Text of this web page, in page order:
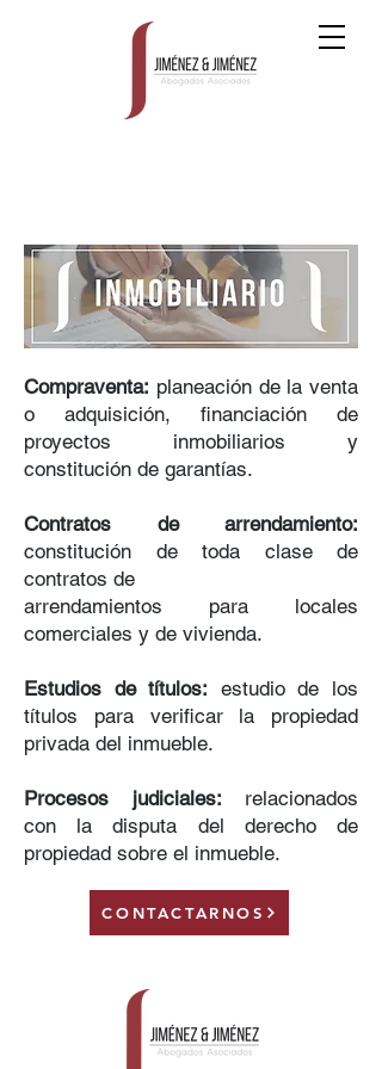
Compraventa: planeación de la venta
o adquisición, financiación de
proyectos inmobiliarios y
constitución de garantías.
Contratos de arrendamiento:
constitución de toda clase de
contratos de
arrendamientos para locales
comerciales y de vivienda.
Estudios de títulos: estudio de los
títulos para verificar la propiedad
privada del inmueble.
Procesos judiciales: relacionados
con la disputa del derecho de
propiedad sobre el inmueble.
CONTACTARNOS